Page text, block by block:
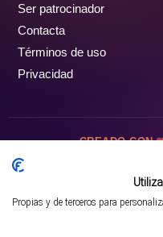
Mejor
Ser patrocinador
Contacta
Términos de uso
Privacidad
CREADO CON
Propias y de terceros para